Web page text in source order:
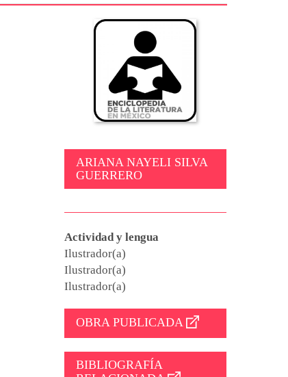
ARIANA NAYELI SILVA
GUERRERO
Actividad y lengua
Ilustrador(a)
Ilustrador(a)
Ilustrador(a)
OBRA PUBLICADA
BIBLIOGRAFÍA